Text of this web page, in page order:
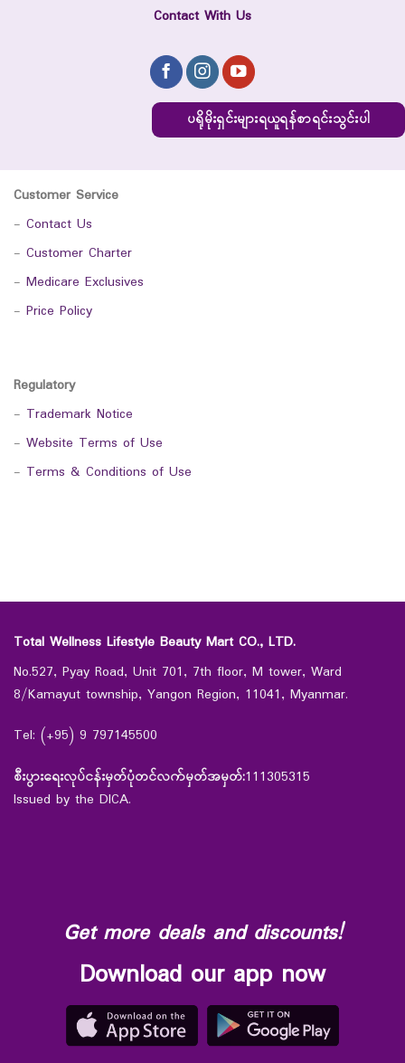
Contact With Us
ပရိုမိုးရှင်းများရယူရန်စာရင်းသွင်းပါ
Customer Service
- Contact Us
- Customer Charter
- Medicare Exclusives
- Price Policy
Regulatory
- Trademark Notice
- Website Terms of Use
- Terms & Conditions of Use
Total Wellness Lifestyle Beauty Mart CO., LTD.
No.527, Pyay Road, Unit 701, 7th floor, M tower, Ward
8/Kamayut township, Yangon Region, 11041, Myanmar.
Tel: (+95) 9 797145500
စီးပွားရေးလုပ်ငန်းမှတ်ပုံတင်လက်မှတ်အမှတ်:111305315
Issued by the DICA.
Get more deals and discounts!
Download our app now